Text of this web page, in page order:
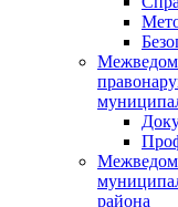
района